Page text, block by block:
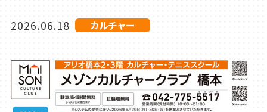
2026.06.18 カルチャー